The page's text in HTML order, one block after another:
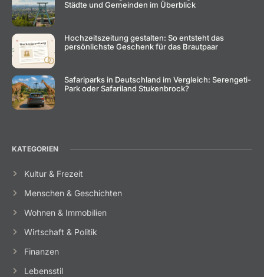
Städte und Gemeinden im Überblick
Hochzeitszeitung gestalten: So entsteht das
persönlichste Geschenk für das Brautpaar
Safariparks in Deutschland im Vergleich: Serengeti-
Park oder Safariland Stukenbrock?
KATEGORIEN
Kultur & Frezeit
Menschen & Geschichten
Wohnen & Immobilien
Wirtschaft & Politik
Finanzen
Lebensstil